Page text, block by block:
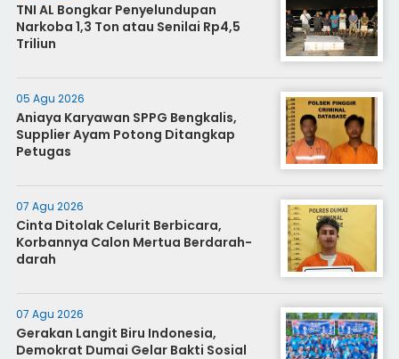
TNI AL Bongkar Penyelundupan
Narkoba 1,3 Ton atau Senilai Rp4,5
Triliun
05 Agu 2026
Aniaya Karyawan SPPG Bengkalis,
Supplier Ayam Potong Ditangkap
Petugas
07 Agu 2026
Cinta Ditolak Celurit Berbicara,
Korbannya Calon Mertua Berdarah-
darah
07 Agu 2026
Gerakan Langit Biru Indonesia,
Demokrat Dumai Gelar Bakti Sosial